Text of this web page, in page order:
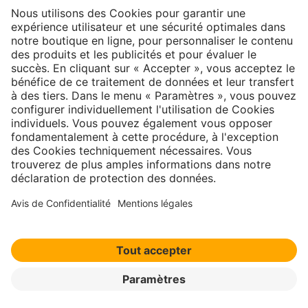
Newsletter
S'inscrire →
À propos
Contact|Mentions légales|Politique de